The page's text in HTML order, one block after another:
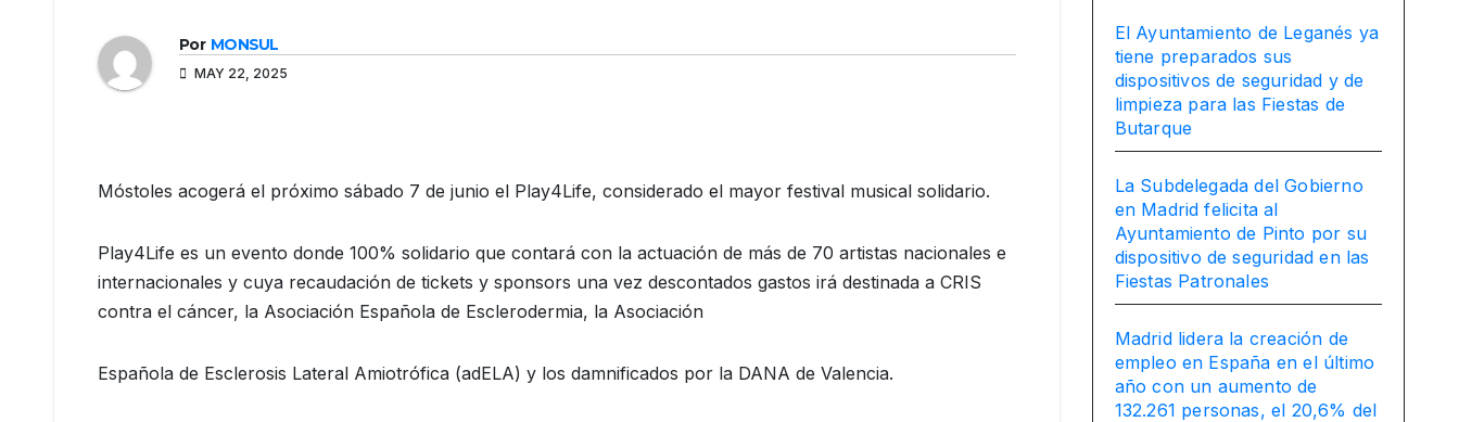
Por MONSUL
MAY 22, 2025
Móstoles acogerá el próximo sábado 7 de junio el Play4Life, considerado el mayor festival musical solidario.
Play4Life es un evento donde 100% solidario que contará con la actuación de más de 70 artistas nacionales e
internacionales y cuya recaudación de tickets y sponsors una vez descontados gastos irá destinada a CRIS
contra el cáncer, la Asociación Española de Esclerodermia, la Asociación
Española de Esclerosis Lateral Amiotrófica (adELA) y los damnificados por la DANA de Valencia.
El Ayuntamiento de Leganés ya
tiene preparados sus
dispositivos de seguridad y de
limpieza para las Fiestas de
Butarque
La Subdelegada del Gobierno
en Madrid felicita al
Ayuntamiento de Pinto por su
dispositivo de seguridad en las
Fiestas Patronales
Madrid lidera la creación de
empleo en España en el último
año con un aumento de
132.261 personas, el 20,6% del